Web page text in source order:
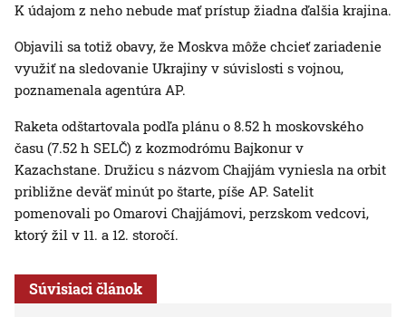
K údajom z neho nebude mať prístup žiadna ďalšia krajina.
Objavili sa totiž obavy, že Moskva môže chcieť zariadenie
využiť na sledovanie Ukrajiny v súvislosti s vojnou,
poznamenala agentúra AP.
Raketa odštartovala podľa plánu o 8.52 h moskovského
času (7.52 h SELČ) z kozmodrómu Bajkonur v
Kazachstane. Družicu s názvom Chajjám vyniesla na orbit
približne deväť minút po štarte, píše AP. Satelit
pomenovali po Omarovi Chajjámovi, perzskom vedcovi,
ktorý žil v 11. a 12. storočí.
Súvisiaci článok